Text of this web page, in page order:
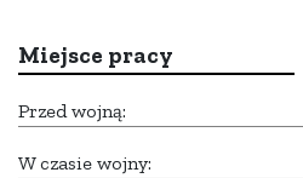
Miejsce pracy
Przed wojną:
W czasie wojny: